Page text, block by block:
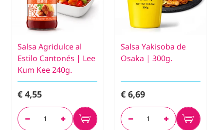
Salsa Agridulce al
Estilo Cantonés | Lee
Kum Kee 240g.
€ 4,55
Salsa Yakisoba de
Osaka | 300g.
€ 6,69